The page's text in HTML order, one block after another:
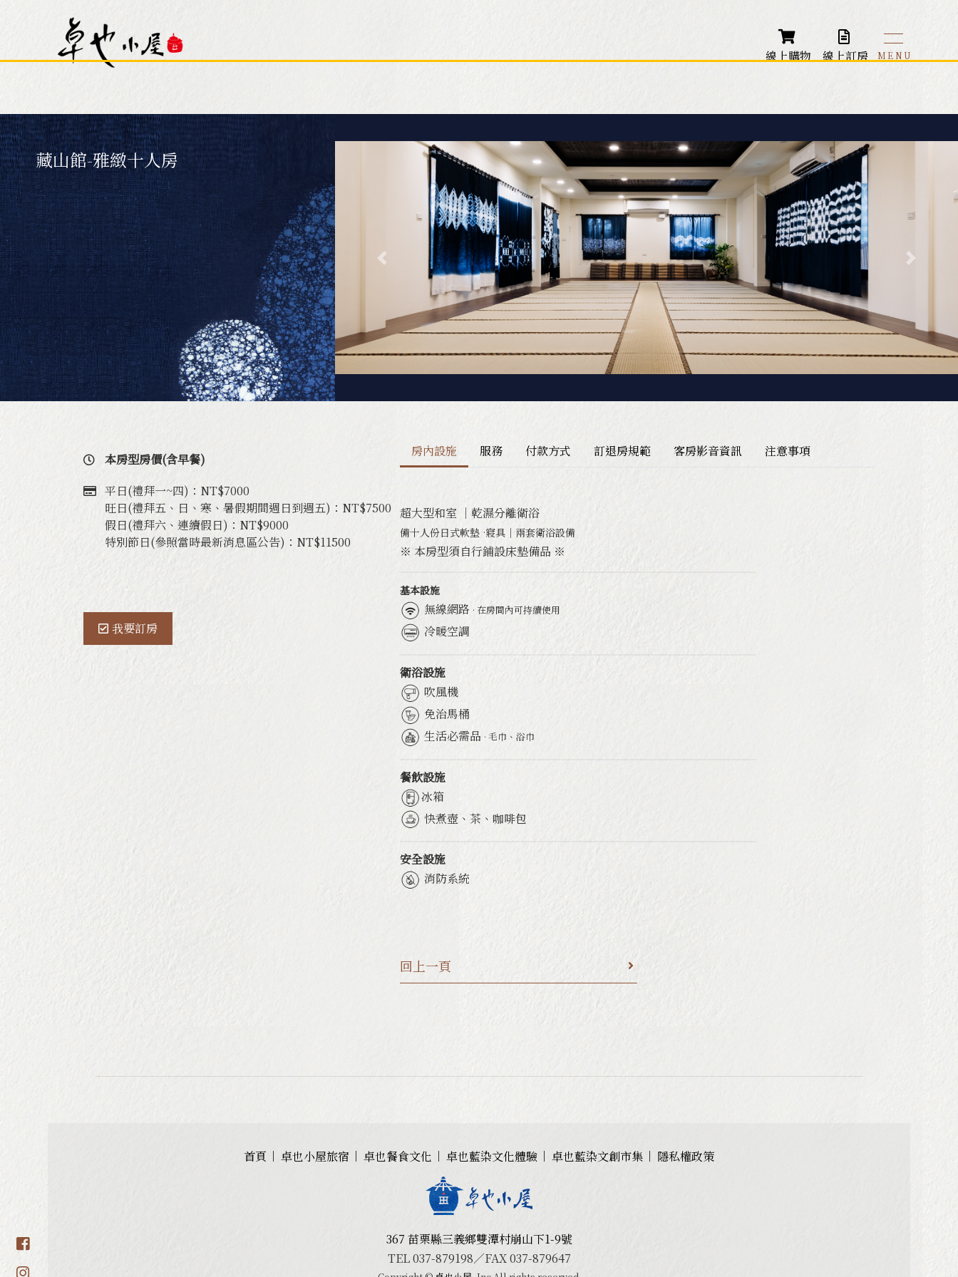
線上購物 線上訂房
星空泡泡屋(限2人入住)
本館 - 吉祥客房 藏山館 - 尊爵雙人房 藏山館 - 大師雙人房
藏山館 - 溫馨六人房 藏山館 - 雅緻十人房
卓也小屋旅宿 About Hotel
園區介紹 季節活動 園區導覽地圖
藏山館-雅緻十人房
本房型房價(含早餐)
平日(禮拜一~四)：NT$7000
旺日(禮拜五、日、寒、暑假期間週日到週五)：NT$7500
假日(禮拜六、連續假日)：NT$9000
特別節日(參照當時最新消息區公告)：NT$11500
我要訂房
房內設施 服務 付款方式 訂退房規範 客房影音資訊 注意事項
超大型和室 ｜乾濕分離衛浴
備十人份日式軟墊 ·寢具｜兩套衛浴設備
※ 本房型須自行鋪設床墊備品 ※
基本設施
無線網路 · 在房間內可持續使用
冷暖空調
衛浴設施
吹風機
免治馬桶
生活必需品 · 毛巾、浴巾
餐飲設施
冰箱
快煮壺、茶、咖啡包
安全設施
消防系統
回上一頁
首頁 卓也小屋旅宿 卓也餐食文化 卓也藍染文化體驗 卓也藍染文創市集 隱私權政策
367 苗栗縣三義鄉雙潭村崩山下1-9號
TEL 037-879198／FAX 037-879647